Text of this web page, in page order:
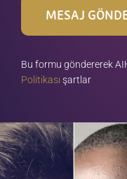
MESAJ
Bu formu göndererek
Politikası şartlar